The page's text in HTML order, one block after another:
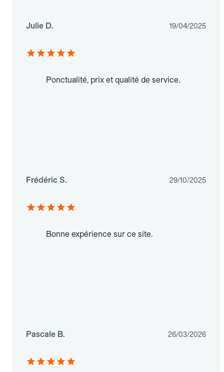
Julie D. 19/04/2025
Ponctualité, prix et qualité de service.
Frédéric S. 29/10/2025
Bonne expérience sur ce site.
Pascale B. 26/03/2026